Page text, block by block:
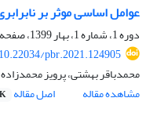
عوامل اساسی موثر بر
دوره 1، شماره 1، بهار 1399، صفحه
10.22034/pbr.2021.124905
محمدباقر بهشتی، پرویز
مشاهده مقاله
اصل مقاله